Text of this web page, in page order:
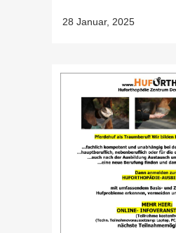
28 Januar, 2025